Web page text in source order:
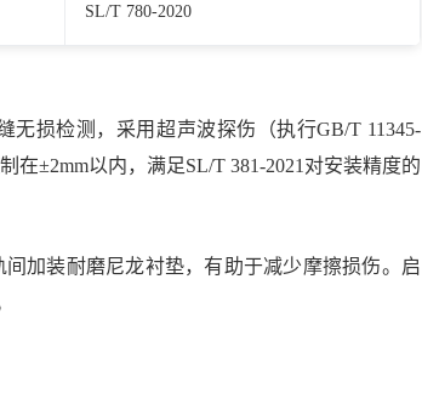
SL/T 780-2020
无损检测，采用超声波探伤（执行GB/T 11345-
±2mm以内，满足SL/T 381-2021对安装精度的
加装耐磨尼龙衬垫，有助于减少摩擦损伤。启